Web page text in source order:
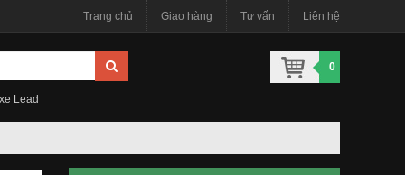
Trang chủ Giao hàng Tư vấn Liên hệ
Lead
0